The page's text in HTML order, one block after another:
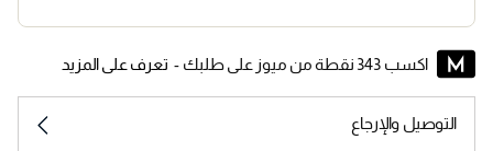
اكسب 343 نقطة من ميوز على طلبك - تعرف على المزيد
التوصيل والإرجاع